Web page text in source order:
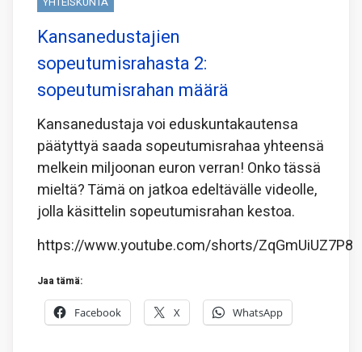
Kansanedustajien
sopeutumisrahasta 2:
sopeutumisrahan määrä
Kansanedustaja voi eduskuntakautensa
päätyttyä saada sopeutumisrahaa yhteensä
melkein miljoonan euron verran! Onko tässä
mieltä? Tämä on jatkoa edeltävälle videolle,
jolla käsittelin sopeutumisrahan kestoa.
https://www.youtube.com/shorts/ZqGmUiUZ7P8
Jaa tämä:
Facebook X WhatsApp